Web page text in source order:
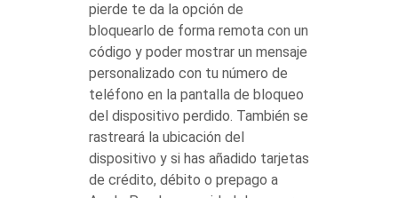
pierde te da la opción de
bloquearlo de forma remota con un
código y poder mostrar un mensaje
personalizado con tu número de
teléfono en la pantalla de bloqueo
del dispositivo perdido. También se
rastreará la ubicación del
dispositivo y si has añadido tarjetas
de crédito, débito o prepago a